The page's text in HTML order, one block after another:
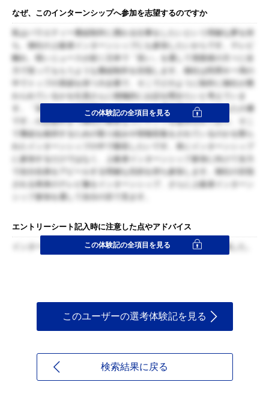
なぜ、このインターンシップへ参加を志望するのですか
私はバラエティー番組制作に携わる仕事をしたいという明確な夢を持
ち、御社の上級者インターンシップにも参加したいからです。テレビ
離れ、暗いニュースが続く日本で「笑い」を通して視聴者の方々に全
力で笑ってもらうような番組制作を目指します。御社は民間キー局の
中でトップの実績を持つ大企業で、そこでどのように制作に御社が携
わられているかを社員さんに積極的にお話を聞きたいと考えていま
す。「笑点」、「24時間テレビ」といった看板番組から「あなたの番
です」の話題作まで御社の豊富なコンテンツを提供せれており、そこ
で番組を維持するための取り組みや情報収集をされているのかを限ら
れたインターンシップの中で吸収したいです。単にインターンシップ
に参加するだけではなく、上級者インターンシップ参加に向けて全力
で自分自身をアピールする明確な目的を持ち参加します。御社の目指
される将来のテレビ像をインターンシップ、さらに上級者インターン
シップ参加を通して自分の目で見ます。
この体験記の全項目を見る
エントリーシート記入時に注意した点やアドバイス
インターンシップに参加する目的を明確に記述するように意識した。
この体験記の全項目を見る
このユーザーの選考体験記を見る
検索結果に戻る